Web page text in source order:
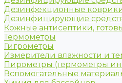
Дезинфекционные
Дезинфицирующие
Кожные антисептики,
Термометры
Гигрометры
Измерители влажности и
Пирометры (термометры
Вспомогательные